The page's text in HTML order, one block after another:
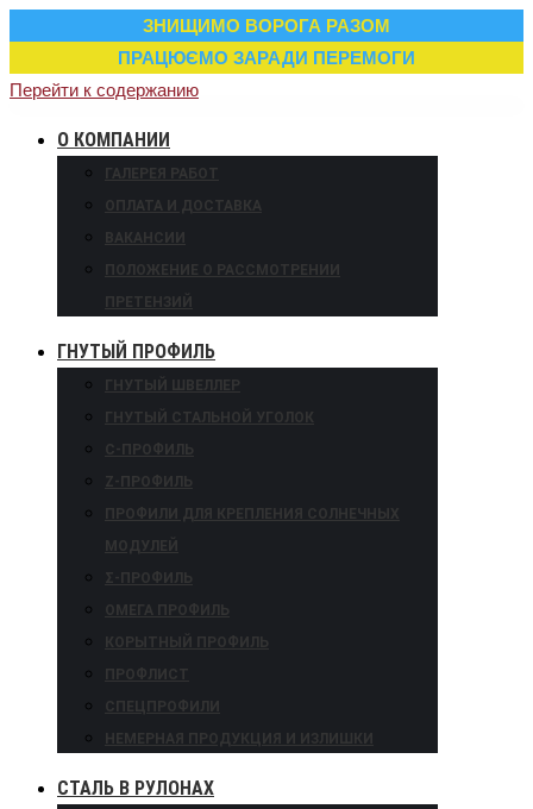
ЗНИЩИМО ВОРОГА РАЗОМ
ПРАЦЮЄМО ЗАРАДИ ПЕРЕМОГИ
Перейти к содержанию
О КОМПАНИИ
ГАЛЕРЕЯ РАБОТ
ОПЛАТА И ДОСТАВКА
ВАКАНСИИ
ПОЛОЖЕНИЕ О РАССМОТРЕНИИ
ПРЕТЕНЗИЙ
ГНУТЫЙ ПРОФИЛЬ
ГНУТЫЙ ШВЕЛЛЕР
ГНУТЫЙ СТАЛЬНОЙ УГОЛОК
С-ПРОФИЛЬ
Z-ПРОФИЛЬ
ПРОФИЛИ ДЛЯ КРЕПЛЕНИЯ СОЛНЕЧНЫХ
МОДУЛЕЙ
Σ-ПРОФИЛЬ
ОМЕГА ПРОФИЛЬ
КОРЫТНЫЙ ПРОФИЛЬ
ПРОФЛИСТ
СПЕЦПРОФИЛИ
НЕМЕРНАЯ ПРОДУКЦИЯ И ИЗЛИШКИ
СТАЛЬ В РУЛОНАХ